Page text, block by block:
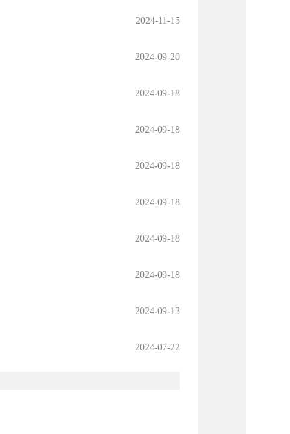
2024-11-15
2024-09-20
2024-09-18
2024-09-18
2024-09-18
2024-09-18
2024-09-18
2024-09-18
2024-09-13
2024-07-22